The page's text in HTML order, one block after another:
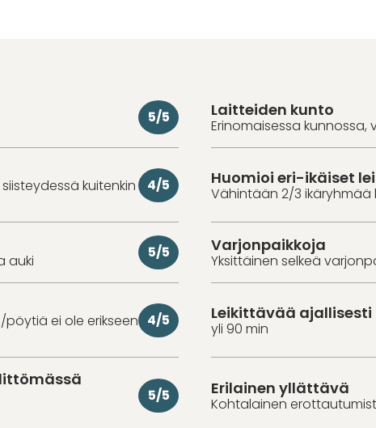
5/5 Laitteiden kunto
Erinomaisessa kunnossa,
kuitenkin
4/5 Huomioi eri-ikäiset
Vähintään 2/3
auki 5/5 Varjonpaikkoja
Yksittäinen selkeä
pöytiä ei ole erikseen 4/5 Leikittävää ajallisesti
yli 90 min
5/5 Erilainen yllättävä
Kohtalainen